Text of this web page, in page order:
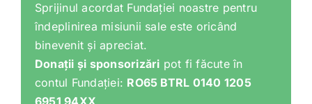
Sprijinul acordat Fundației noastre pentru
îndeplinirea misiunii sale este oricând
binevenit și apreciat.
Donații și sponsorizări pot fi făcute în
contul Fundației: RO65 BTRL 0140 1205